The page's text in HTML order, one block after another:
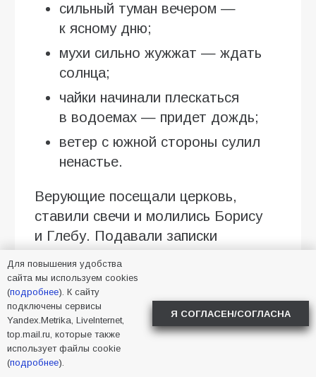
сильный туман вечером —
к ясному дню;
мухи сильно жужжат — ждать
солнца;
чайки начинали плескаться
в водоемах — придет дождь;
ветер с южной стороны сулил
ненастье.
Верующие посещали церковь,
ставили свечи и молились Борису
и Глебу. Подавали записки
родителей — тех, с кем хотели бы
сохранить добрые отношения. День
хорошо подходил для очищения
от обид и злых мыслей. В народе
считали, что Борис и Глеб
Для повышения удобства
сайта мы используем cookies
(подробнее). К сайту
подключены сервисы
Yandex.Metrika, LiveInternet,
top.mail.ru, которые также
использует файлы cookie
(подробнее).
Я СОГЛАСЕН/СОГЛАСНА